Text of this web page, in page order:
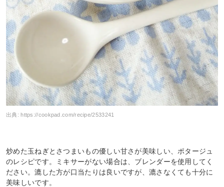
出典:https://cookpad.com/recipe/2533241
炒めた玉ねぎとさつまいもの優しい甘さが美味しい、ポタージュ
のレシピです。ミキサーがない場合は、ブレンダーを使用してく
ださい。漉した方が口当たりは良いですが、漉さなくても十分に
美味しいです。